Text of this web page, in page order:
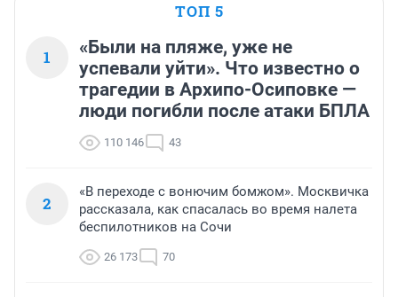
ТОП 5
1
«Были на пляже, уже не
успевали уйти». Что известно о
трагедии в Архипо-Осиповке —
люди погибли после атаки БПЛА
110 146 43
2
«В переходе с вонючим бомжом». Москвичка
рассказала, как спасалась во время налета
беспилотников на Сочи
26 173 70